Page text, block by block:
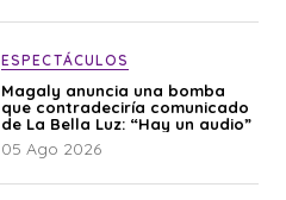
ESPECTÁCULOS
Magaly anuncia una bomba
que contradeciría comunicado
de La Bella Luz: “Hay un audio”
05 Ago 2026